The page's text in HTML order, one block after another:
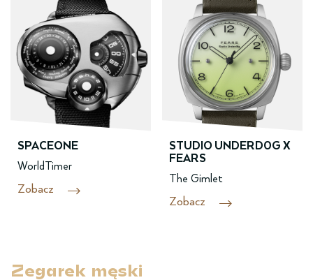
SPACEONE
WorldTimer
Zobacz
STUDIO UNDERD0G X
FEARS
The Gimlet
Zobacz
Zegarek męski